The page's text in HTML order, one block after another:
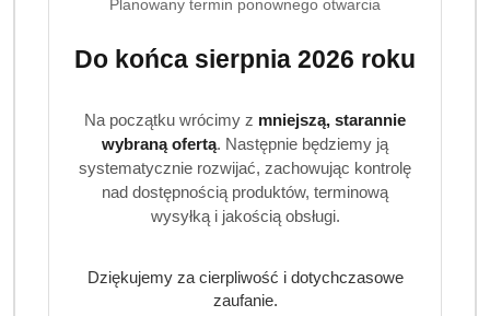
Marka:Ariel
Wariant:ultra extra kolor+plus (Détâchant /
Vlekverwijderaar)
Ilość w opakowaniu:65 sztuk (XXL PACK)
Przeznaczenie:Pranie ubrań kolorowych
mokrymi rękoma.
Planowany termin ponownego otwarcia
Do końca sierpnia 2026 roku
Na początku wrócimy z mniejszą, starannie
wybraną ofertą. Następnie będziemy ją
systematycznie rozwijać, zachowując kontrolę
nad dostępnością produktów, terminową
wysyłką i jakością obsługi.
Dziękujemy za cierpliwość i dotychczasowe
zaufanie.